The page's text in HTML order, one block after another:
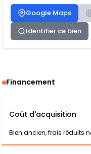
Google Maps
Identifier ce bien
Financement
Coût d'acquisition
Bien ancien, frais réduits